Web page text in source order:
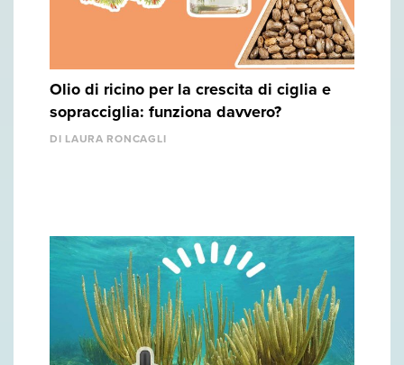
Olio di ricino per la crescita di ciglia e
sopracciglia: funziona davvero?
DI LAURA RONCAGLI